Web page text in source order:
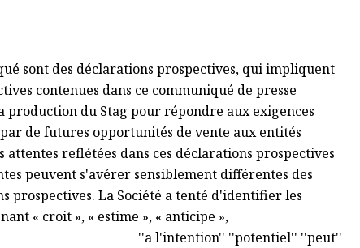
sont des déclarations prospectives, qui impliquent
contenues dans ce communiqué de presse
production du Stag pour répondre aux exigences
de futures opportunités de vente aux entités
reflétées dans ces déclarations prospectives
peuvent s'avérer sensiblement différentes des
prospectives. La Société a tenté d'identifier les
« croit », « estime », « anticipe »,
''peut''